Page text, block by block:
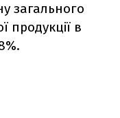
загального
продукції в